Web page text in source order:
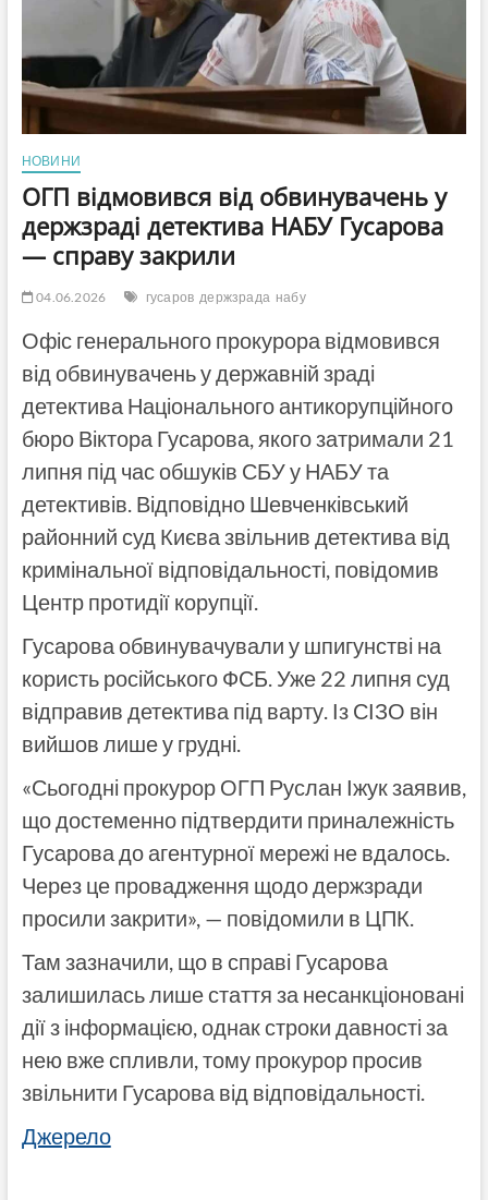
НОВИНИ
ОГП відмовився від обвинувачень у
держзраді детектива НАБУ Гусарова
— справу закрили
04.06.2026 гусаров держзрада набу
Офіс генерального прокурора відмовився
від обвинувачень у державній зраді
детектива Національного антикорупційного
бюро Віктора Гусарова, якого затримали 21
липня під час обшуків СБУ у НАБУ та
детективів. Відповідно Шевченківський
районний суд Києва звільнив детектива від
кримінальної відповідальності, повідомив
Центр протидії корупції.
Гусарова обвинувачували у шпигунстві на
користь російського ФСБ. Уже 22 липня суд
відправив детектива під варту. Із СІЗО він
вийшов лише у грудні.
«Сьогодні прокурор ОГП Руслан Іжук заявив,
що достеменно підтвердити приналежність
Гусарова до агентурної мережі не вдалось.
Через це провадження щодо держзради
просили закрити», — повідомили в ЦПК.
Там зазначили, що в справі Гусарова
залишилась лише стаття за несанкціоновані
дії з інформацією, однак строки давності за
нею вже спливли, тому прокурор просив
звільнити Гусарова від відповідальності.
Джерело